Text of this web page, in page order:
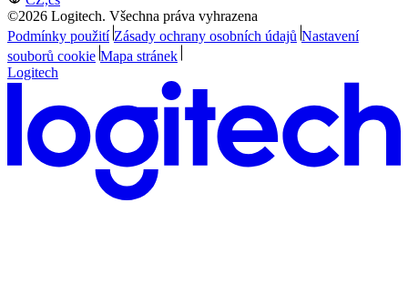
©2026 Logitech. Všechna práva vyhrazena
Podmínky použití Zásady ochrany osobních údajů Nastavení
souborů cookie Mapa stránek
Logitech